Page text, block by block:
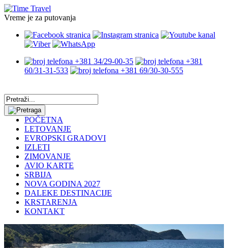
Vreme je za putovanja
+381 34/29-00-35
+381
60/31-31-533
+381 69/30-30-555
POČETNA
LETOVANJE
EVROPSKI GRADOVI
IZLETI
ZIMOVANJE
AVIO KARTE
SRBIJA
NOVA GODINA 2027
DALEKE DESTINACIJE
KRSTARENJA
KONTAKT